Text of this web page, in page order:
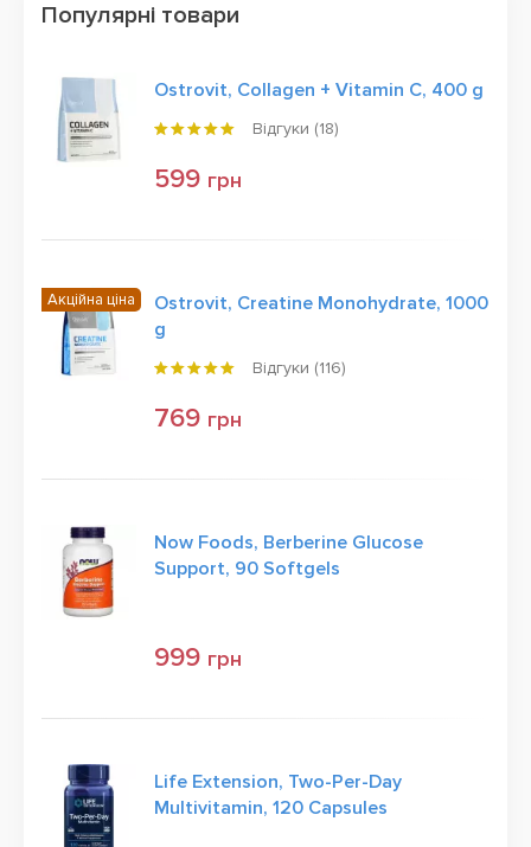
Популярні товари
Ostrovit, Collagen + Vitamin C, 400 g
Відгуки (18)
599 грн
Ostrovit, Creatine Monohydrate, 1000
g
Відгуки (116)
769 грн
Акційна ціна
Now Foods, Berberine Glucose
Support, 90 Softgels
999 грн
Life Extension, Two-Per-Day
Multivitamin, 120 Capsules